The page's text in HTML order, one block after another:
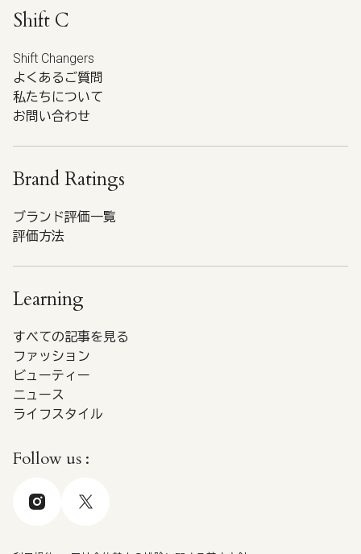
Shift C
Shift Changers
よくあるご質問
私たちについて
お問い合わせ
Brand Ratings
ブランド評価一覧
評価方法
Learning
すべての記事を見る
ファッション
ビューティー
ニュース
ライフスタイル
Follow us :